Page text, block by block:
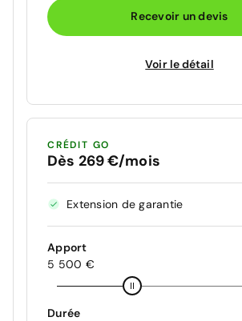
Recevoir un devis
Voir le détail
CRÉDIT GO
Dès 269 €/mois
Extension de garantie
Apport
5 500 €
Durée